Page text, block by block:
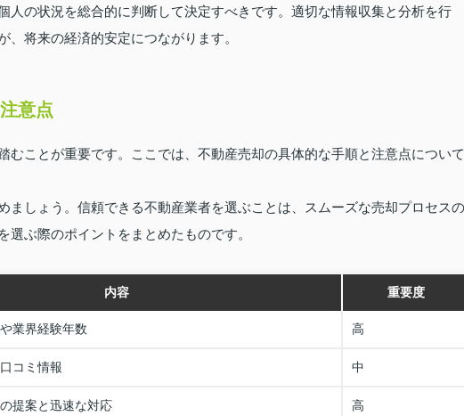
人の状況を総合的に判断して決定すべきです。適切な情報収集と分析を行
将来の経済的安定につながります。
意点
むことが重要です。ここでは、不動産売却の具体的な手順と注意点について
ましょう。信頼できる不動産業者を選ぶことは、スムーズな売却プロセスの
ぶ際のポイントをまとめたものです。
内容 重要度
業界経験年数 高
コミ情報 中
提案と迅速な対応 高